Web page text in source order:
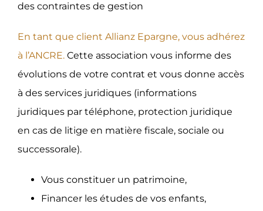
des contraintes de gestion
En tant que client Allianz Epargne, vous adhérez
à l’ANCRE. Cette association vous informe des
évolutions de votre contrat et vous donne accès
à des services juridiques (informations
juridiques par téléphone, protection juridique
en cas de litige en matière fiscale, sociale ou
successorale).
Vous constituer un patrimoine,
Financer les études de vos enfants,